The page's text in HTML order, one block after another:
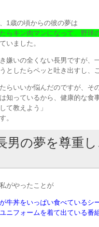
1歳の頃からの彼の夢は
たらキン肉マンになって、野球
いました。
嫌いの全くない長男ですが、
としたらペッと吐き出すし、
らいいか悩んだのですが、そ
は知っているから、健康的な食
て教えよう」
。
男の夢を尊重
がやったことが
牛丼をいっぱい食べているシ
ニフォームを着て出ている番